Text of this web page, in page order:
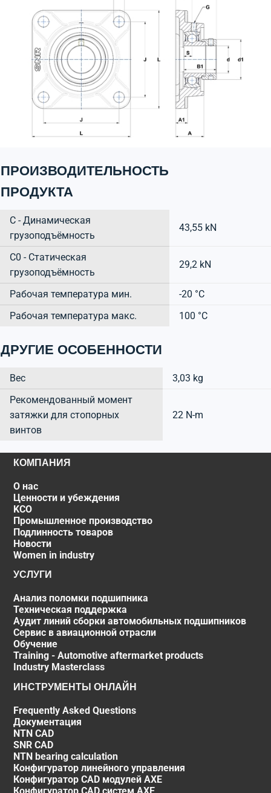
ПРОИЗВОДИТЕЛЬНОСТЬ
ПРОДУКТА
C - Динамическая
грузоподъёмность
43,55 kN
C0 - Статическая
грузоподъёмность
29,2 kN
Рабочая температура мин.
-20 °C
Рабочая температура макс.
100 °C
ДРУГИЕ ОСОБЕННОСТИ
Вес
3,03 kg
Рекомендованный момент
затяжки для стопорных
винтов
22 N-m
КОМПАНИЯ
О нас
Ценности и убеждения
KCO
Промышленное производство
Подлинность товаров
Новости
Women in industry
УСЛУГИ
Анализ поломки подшипника
Техническая поддержка
Аудит линий сборки автомобильных подшипников
Сервис в авиационной отрасли
Обучение
Training - Automotive aftermarket products
Industry Masterclass
ИНСТРУМЕНТЫ ОНЛАЙН
Frequently Asked Questions
Документация
NTN CAD
SNR CAD
NTN bearing calculation
Конфигуратор линейного управления
Конфигуратор CAD модулей AXE